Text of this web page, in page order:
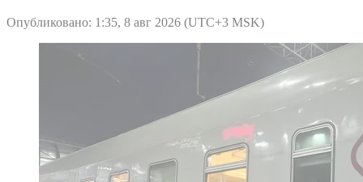
Опубликовано: 1:35, 8 авг 2026 (UTC+3 MSK)